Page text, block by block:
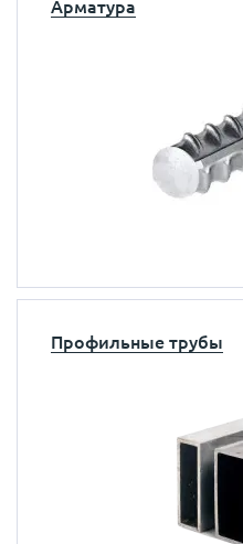
Арматура
Профильные трубы